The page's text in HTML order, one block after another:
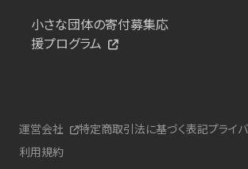
小さな団体の寄付募集応
援プログラム
運営会社 特定商取引法に基づく表記プライ
利用規約